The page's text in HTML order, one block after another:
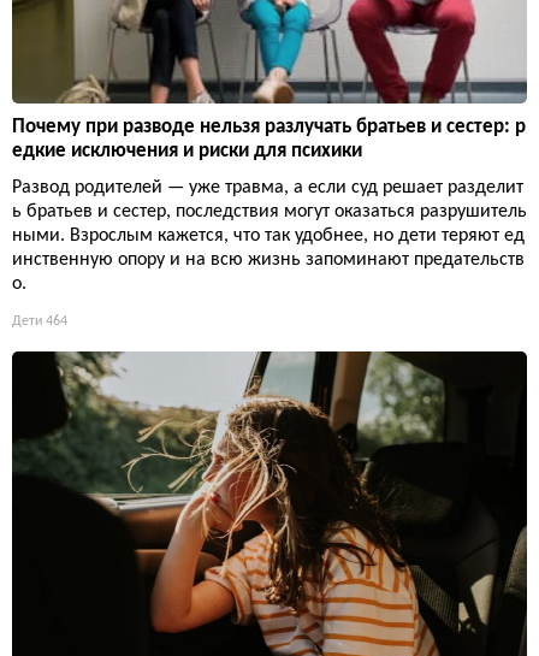
Почему при разводе нельзя разлучать братьев и сестер: р
едкие исключения и риски для психики
Развод родителей — уже травма, а если суд решает разделит
ь братьев и сестер, последствия могут оказаться разрушитель
ными. Взрослым кажется, что так удобнее, но дети теряют ед
инственную опору и на всю жизнь запоминают предательств
о.
Дети 464